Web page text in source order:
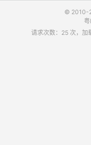
© 2010-
请求次数：25 次，加